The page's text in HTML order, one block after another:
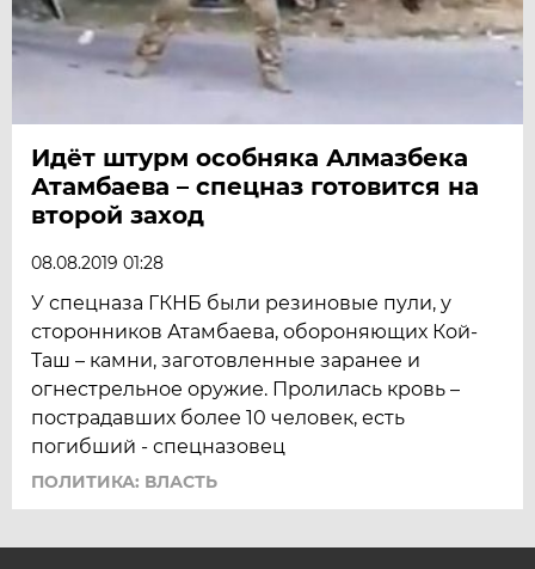
Идёт штурм особняка Алмазбека
Атамбаева – спецназ готовится на
второй заход
08.08.2019 01:28
У спецназа ГКНБ были резиновые пули, у
сторонников Атамбаева, обороняющих Кой-
Таш – камни, заготовленные заранее и
огнестрельное оружие. Пролилась кровь –
пострадавших более 10 человек, есть
погибший - спецназовец
ПОЛИТИКА: ВЛАСТЬ